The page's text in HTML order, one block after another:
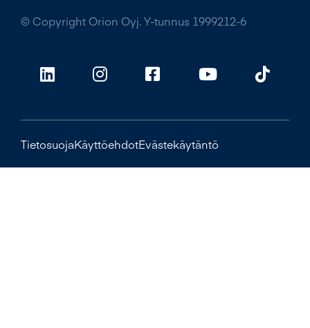
© Copyright Orion Oyj. Y-tunnus 1999212-6
TietosuojaKäyttöehdotEvästekäytäntö